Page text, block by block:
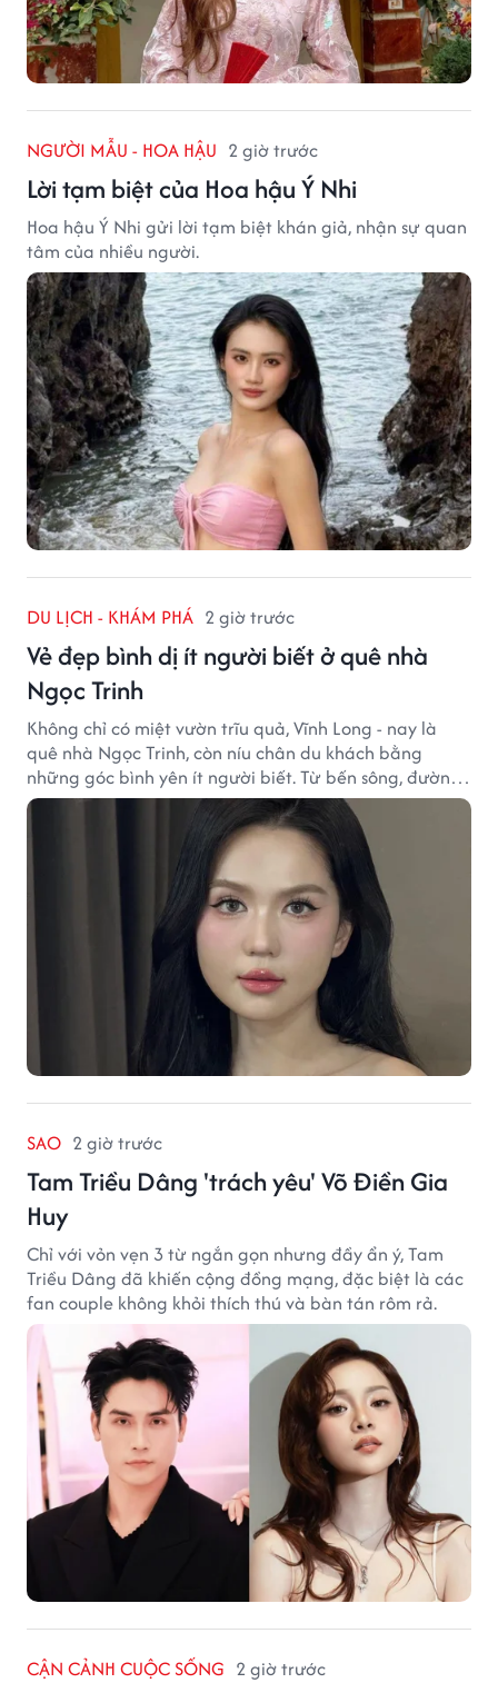
NGƯỜI MẪU - HOA HẬU 2 giờ trước
Lời tạm biệt của Hoa hậu Ý Nhi
Hoa hậu Ý Nhi gửi lời tạm biệt khán giả, nhận sự quan
tâm của nhiều người.
DU LỊCH - KHÁM PHÁ 2 giờ trước
Vẻ đẹp bình dị ít người biết ở quê nhà
Ngọc Trinh
Không chỉ có miệt vườn trĩu quả, Vĩnh Long - nay là
quê nhà Ngọc Trinh, còn níu chân du khách bằng
những góc bình yên ít người biết. Từ bến sông, đường
quê đến nhịp sống chậm rãi, tất cả tạo nên sức hút rất
riêng của vùng đất miền Tây.
SAO 2 giờ trước
Tam Triều Dâng 'trách yêu' Võ Điền Gia
Huy
Chỉ với vỏn vẹn 3 từ ngắn gọn nhưng đầy ẩn ý, Tam
Triều Dâng đã khiến cộng đồng mạng, đặc biệt là các
fan couple không khỏi thích thú và bàn tán rôm rả.
CẬN CẢNH CUỘC SỐNG 2 giờ trước